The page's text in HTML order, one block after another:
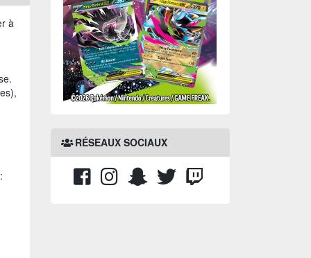
à
RÉSEAUX SOCIAUX